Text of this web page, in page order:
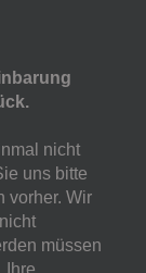
nicht
uns bitte
vorher. Wir
müssen
Ihre